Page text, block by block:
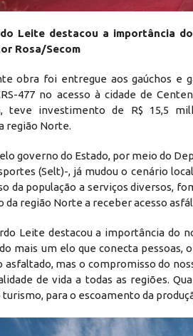
Leite destacou a importância
Rosa/Secom
obra foi entregue aos gaúchos e
477 no acesso à cidade de
teve investimento de R$ 15,5
região Norte.
governo do Estado, por meio do
(Selt)-, já mudou o cenário
da população a serviços diversos,
da região Norte a receber acesso
Leite destacou a importância do
mais um elo que conecta
asfaltado, mas o compromisso do
de vida a todas as regiões.
para o escoamento da